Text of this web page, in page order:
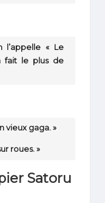
l’appelle « Le
fait le plus de
vieux gaga. »
roues. »
Satoru